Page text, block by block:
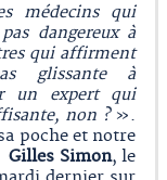
médecins qui
dangereux à
qui affirment
glissante à
un expert qui
non ?».
poche et notre
Gilles Simon, le